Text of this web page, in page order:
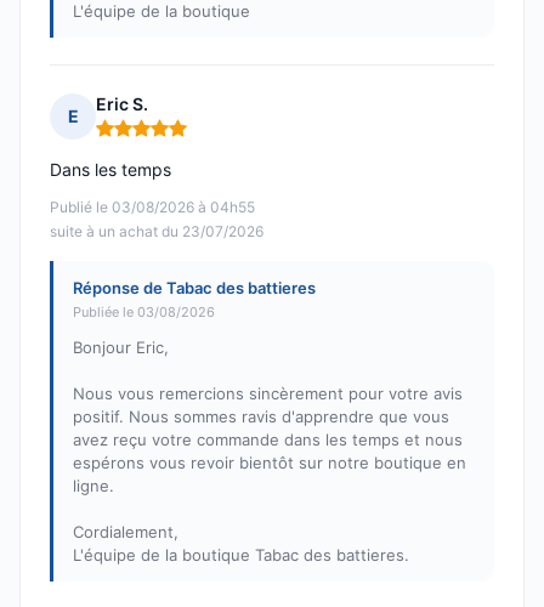
L'équipe de la boutique
E
Eric S.
Note : 5 sur 5
Publié le 03/08/2026 à 04h55
suite à un achat du 23/07/2026
Dans les temps
Réponse de Tabac des battieres
Publiée le 03/08/2026
Bonjour Eric,
Nous vous remercions sincèrement pour votre avis
positif. Nous sommes ravis d'apprendre que vous
avez reçu votre commande dans les temps et nous
espérons vous revoir bientôt sur notre boutique en
ligne.
Cordialement,
L'équipe de la boutique Tabac des battieres.